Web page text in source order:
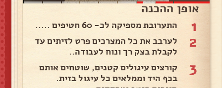
אופן ההכנה
1 התערובת מספיקה לכ- 60 חטיפים .....
2
לערבב את כל המצרכים פרט לזיתים עד
לקבלת בצק רך ונוח לעבודה..
3
קורצים עיגולים קטנים, שוטחים אותם
בכף היד וממלאים כל עיגול בזית.